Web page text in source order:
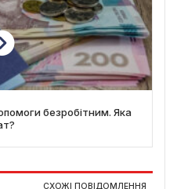
безробітним. Яка
СХОЖІ ПОВІДОМЛЕННЯ